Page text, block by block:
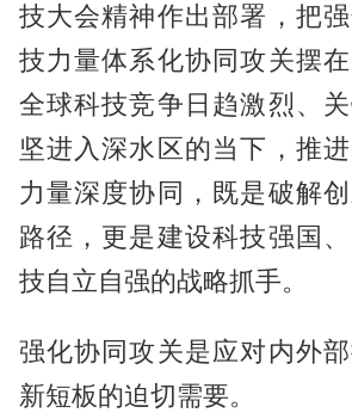
技大会精神作出部署，把
技力量体系化协同攻关摆
全球科技竞争日趋激烈、
坚进入深水区的当下，推
力量深度协同，既是破解
路径，更是建设科技强国
技自立自强的战略抓手。
强化协同攻关是应对内外
新短板的迫切需要。